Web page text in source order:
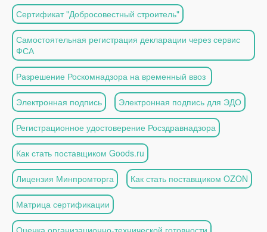
Сертификат "Добросовестный строитель"
Самостоятельная регистрация декларации через сервис
ФСА
Разрешение Роскомнадзора на временный ввоз
Электронная подпись Электронная подпись для ЭДО
Регистрационное удостоверение Росздравнадзора
Как стать поставщиком Goods.ru
Лицензия Минпромторга Как стать поставщиком OZON
Матрица сертификации